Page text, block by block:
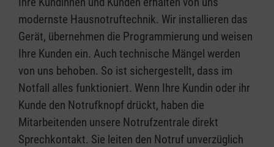
modernste Hausnotruftechnik. Wir installieren das
Gerät, übernehmen die Programmierung und weisen
Ihre Kunden ein. Auch technische Mängel werden
von uns behoben. So ist sichergestellt, dass im
Notfall alles funktioniert. Wenn Ihre Kundin oder ihr
Kunde den Notrufknopf drückt, haben die
Mitarbeitenden unsere Notrufzentrale direkt
Sprechkontakt. Sie leiten den Notruf unverzüglich